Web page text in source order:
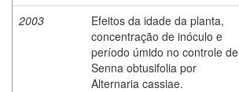
2003
Efeitos da idade da planta,
concentração de inóculo e
período úmido no controle de
Senna obtusifolia por
Alternaria cassiae.